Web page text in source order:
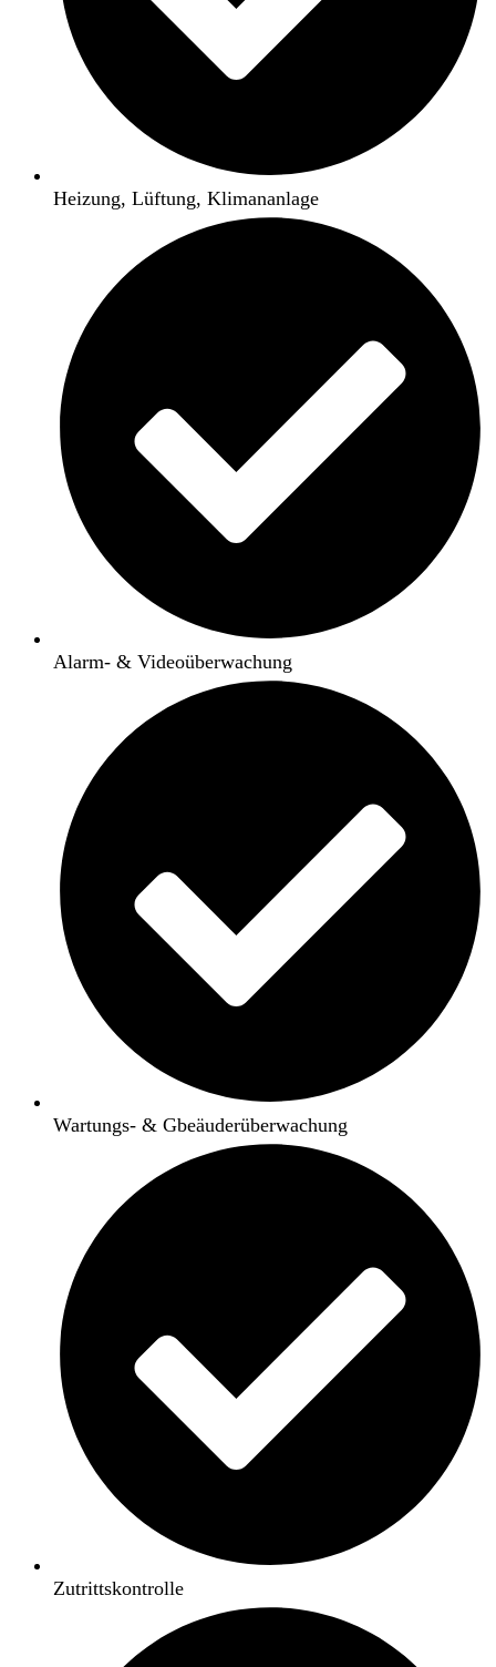
Heizung, Lüftung, Klimananlage
Alarm- & Videoüberwachung
Wartungs- & Gbeäuderüberwachung
Zutrittskontrolle